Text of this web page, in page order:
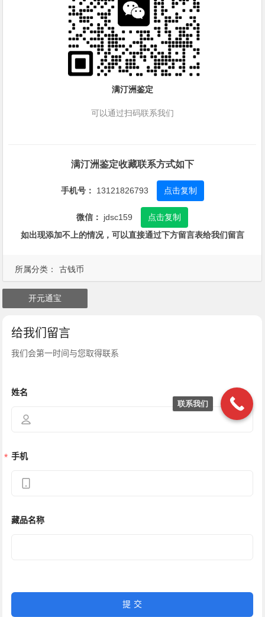
所属分类： 古钱币
满汀洲鉴定
可以通过扫码联系我们
满汀洲鉴定收藏联系方式如下
手机号： 13121826793 点击复制
微信： jdsc159
点击复制
如出现添加不上的情况，可以直接通过下方留言表给我们留言
开元通宝
联系我们